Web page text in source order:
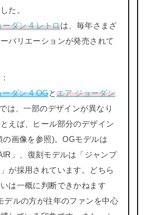
た。
ーダン 4 レトロは、毎年さまざ
バリエーションが発売されて
：
ーダン 4 OGとエア ジョーダン
では、一部のデザインが異なり
えば、ヒール部分のデザイン
の画像を参照)。OGモデルは
」、復刻モデルは「ジャンプ
が採用されています。どちら
は一概に判断できかねます
デルの方が往年のファンを中心